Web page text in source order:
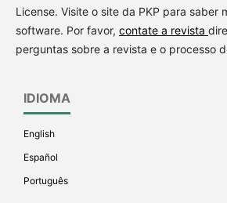
License. Visite o site da PKP para saber
software. Por favor, contate a revista
perguntas sobre a revista e o processo
IDIOMA
English
Español
Português